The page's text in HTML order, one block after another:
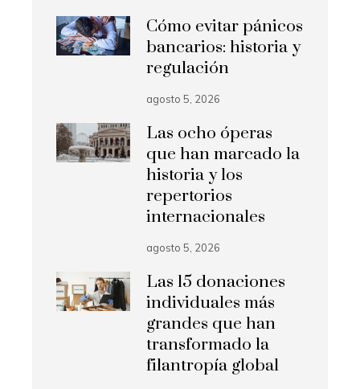
Cómo evitar pánicos
bancarios: historia y
regulación
agosto 5, 2026
Las ocho óperas
que han marcado la
historia y los
repertorios
internacionales
agosto 5, 2026
Las 15 donaciones
individuales más
grandes que han
transformado la
filantropía global